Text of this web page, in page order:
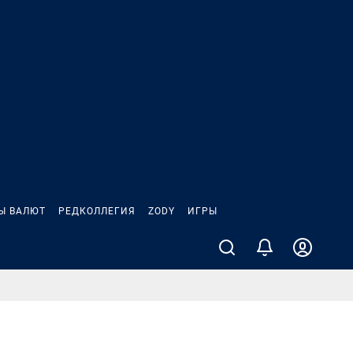
ВАЛЮТ РЕДКОЛЛЕГИЯ ZODY ИГРЫ